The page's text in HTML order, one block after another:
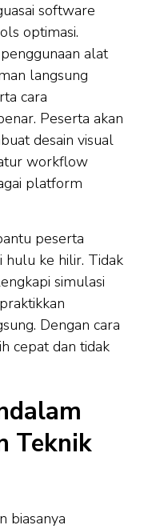
software
optimasi.
alat
langsung
cara
Peserta akan
desain visual
workflow
platform
peserta
hulu ke hilir. Tidak
simulasi
Dengan cara
cepat dan tidak
Teknik
biasanya